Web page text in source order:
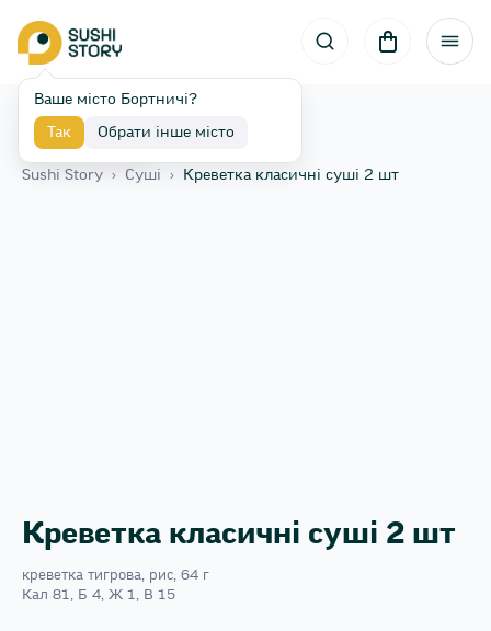
Ваше місто Бортничі?
Так Обрати інше місто
Назад
Sushi Story › Сушi › Креветка класичні суші 2 шт
Креветка класичні суші 2 шт
креветка тигрова, рис, 64 г
Кал 81, Б 4, Ж 1, В 15